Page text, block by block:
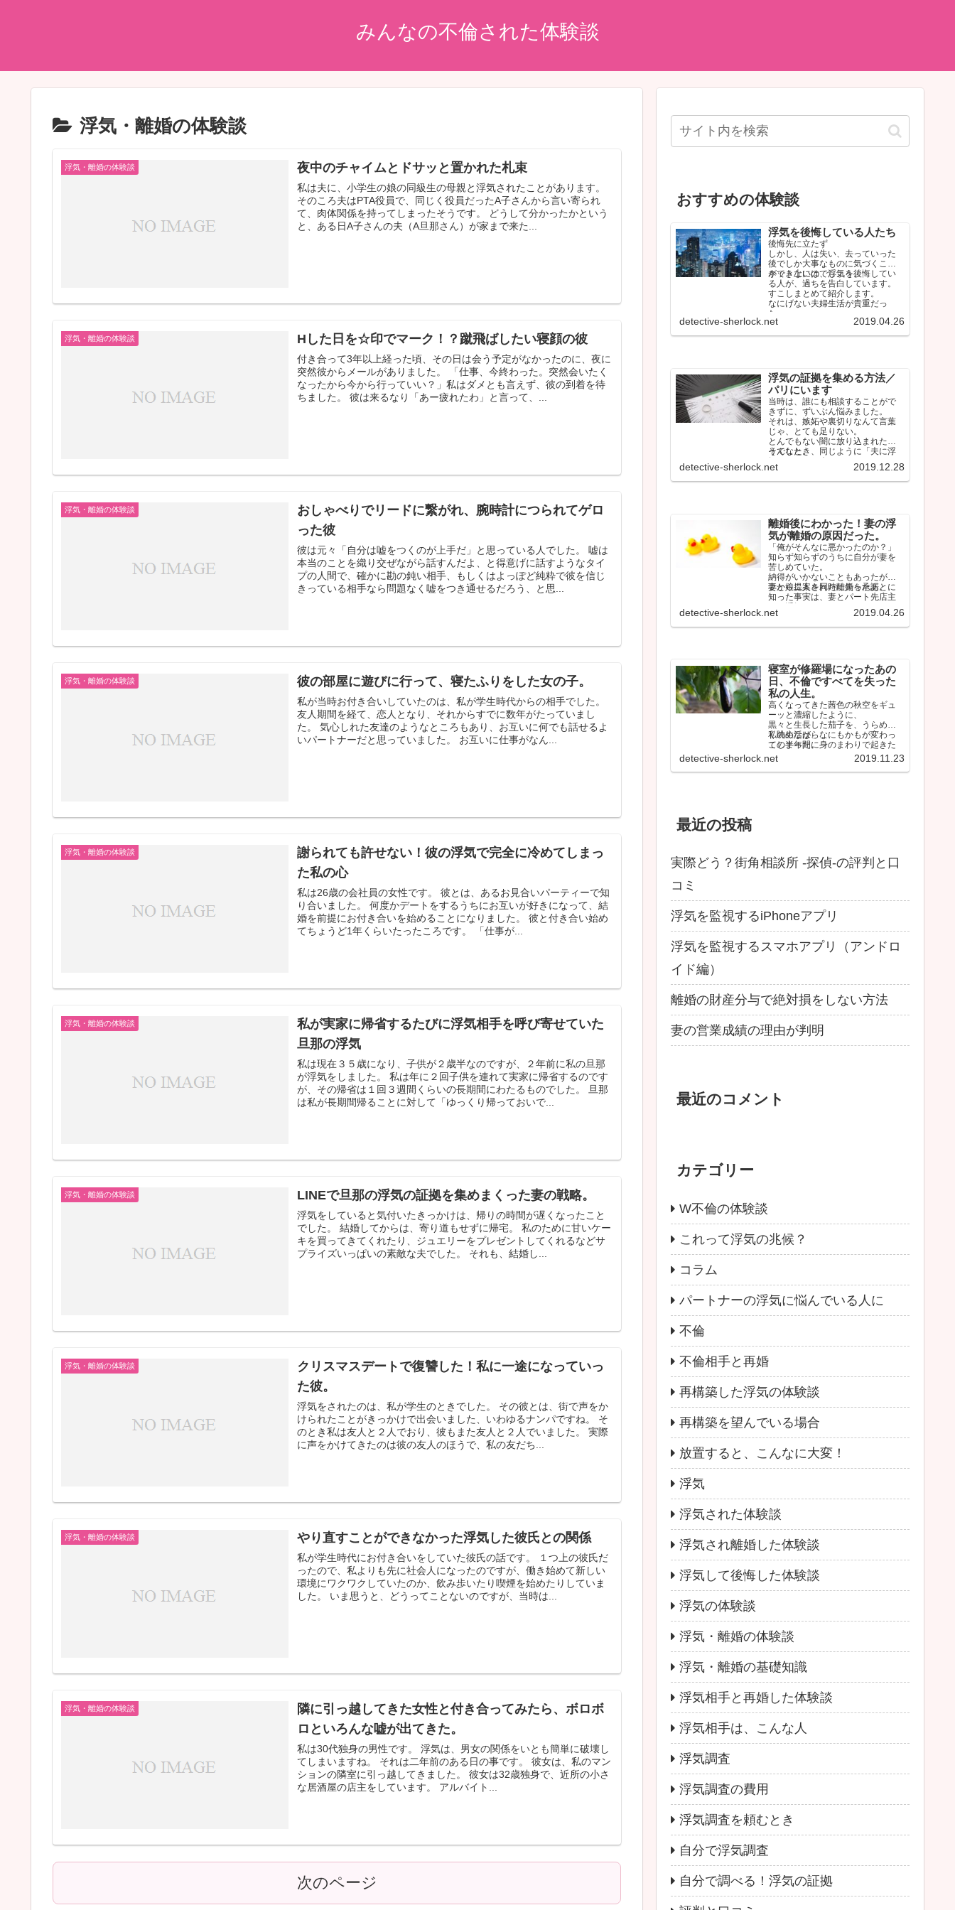
みんなの不倫された体験談
浮気・離婚の体験談
浮気・離婚の体験談 夜中のチャイムとドサッと置かれた札束
私は夫に、小学生の娘の同級生の母親と浮気されたことがあります。
そのころ夫はPTA役員で、同じく役員だったA子さんから言い寄られ
て、肉体関係を持ってしまったそうです。 どうして分かったかという
と、ある日A子さんの夫（A旦那さん）が家まで来た...
浮気・離婚の体験談 Hした日を☆印でマーク！？蹴飛ばしたい寝顔の彼
付き合って3年以上経った頃、その日は会う予定がなかったのに、夜に
突然彼からメールがありました。 「仕事、今終わった。突然会いたく
なったから今から行っていい？」私はダメとも言えず、彼の到着を待
ちました。 彼は来るなり「あー疲れたわ」と言って、...
浮気・離婚の体験談
おしゃべりでリードに繋がれ、腕時計につられてゲロ
った彼
彼は元々「自分は嘘をつくのが上手だ」と思っている人でした。 嘘は
本当のことを織り交ぜながら話すんだよ、と得意げに話すようなタイ
プの人間で、確かに勘の鈍い相手、もしくはよっぽど純粋で彼を信じ
きっている相手なら問題なく嘘をつき通せるだろう、と思...
浮気・離婚の体験談 彼の部屋に遊びに行って、寝たふりをした女の子。
私が当時お付き合いしていたのは、私が学生時代からの相手でした。
友人期間を経て、恋人となり、それからすでに数年がたっていまし
た。 気心しれた友達のようなところもあり、お互いに何でも話せるよ
いパートナーだと思っていました。 お互いに仕事がなん...
浮気・離婚の体験談
謝られても許せない！彼の浮気で完全に冷めてしまっ
た私の心
私は26歳の会社員の女性です。 彼とは、あるお見合いパーティーで知
り合いました。 何度かデートをするうちにお互いが好きになって、結
婚を前提にお付き合いを始めることになりました。 彼と付き合い始め
てちょうど1年くらいたったころです。 「仕事が...
浮気・離婚の体験談
私が実家に帰省するたびに浮気相手を呼び寄せていた
旦那の浮気
私は現在３５歳になり、子供が２歳半なのですが、２年前に私の旦那
が浮気をしました。 私は年に２回子供を連れて実家に帰省するのです
が、その帰省は１回３週間くらいの長期間にわたるものでした。 旦那
は私が長期間帰ることに対して「ゆっくり帰っておいで...
浮気・離婚の体験談 LINEで旦那の浮気の証拠を集めまくった妻の戦略。
浮気をしていると気付いたきっかけは、帰りの時間が遅くなったこと
でした。 結婚してからは、寄り道もせずに帰宅。 私のために甘いケー
キを買ってきてくれたり、ジュエリーをプレゼントしてくれるなどサ
プライズいっぱいの素敵な夫でした。 それも、結婚し...
浮気・離婚の体験談
クリスマスデートで復讐した！私に一途になっていっ
た彼。
浮気をされたのは、私が学生のときでした。 その彼とは、街で声をか
けられたことがきっかけで出会いました、いわゆるナンパですね。 そ
のとき私は友人と２人でおり、彼もまた友人と２人でいました。 実際
に声をかけてきたのは彼の友人のほうで、私の友だち...
浮気・離婚の体験談 やり直すことができなかった浮気した彼氏との関係
私が学生時代にお付き合いをしていた彼氏の話です。 １つ上の彼氏だ
ったので、私よりも先に社会人になったのですが、働き始めて新しい
環境にワクワクしていたのか、飲み歩いたり喫煙を始めたりしていま
した。 いま思うと、どうってことないのですが、当時は...
浮気・離婚の体験談
隣に引っ越してきた女性と付き合ってみたら、ボロボ
ロといろんな嘘が出てきた。
私は30代独身の男性です。 浮気は、男女の関係をいとも簡単に破壊し
てしまいますね。 それは二年前のある日の事です。 彼女は、私のマン
ションの隣室に引っ越してきました。 彼女は32歳独身で、近所の小さ
な居酒屋の店主をしています。 アルバイト...
次のページ
おすすめの体験談
浮気を後悔している人たち
後悔先に立たず
しかし、人は失い、去っていった
後でしか大事なものに気づくこと
ができないのでしょう。
ネット上には、浮気を後悔してい
る人が、過ちを告白しています。
すこしまとめて紹介します。
なにげない夫婦生活が貴重だっ
た…
detective-sherlock.net 2019.04.26
浮気の証拠を集める方法／
パリにいます
当時は、誰にも相談することがで
きずに、ずいぶん悩みました。
それは、嫉妬や裏切りなんて言葉
じゃ、とても足りない。
とんでもない闇に放り込まれたよ
うでした。
そんなとき、同じように「夫に浮
気されている人」のタイムライン
をみて、少…
detective-sherlock.net 2019.12.28
離婚後にわかった！妻の浮
気が離婚の原因だった。
「俺がそんなに悪かったのか？」
知らず知らずのうちに自分が妻を
苦しめていた。
納得がいかないこともあったが、
妻から提案された離婚を承諾。
妻と娘二人を同時に失ったあとに
知った事実は、妻とパート先店主
…
detective-sherlock.net 2019.04.26
寝室が修羅場になったあの
日、不倫ですべてを失った
私の人生。
高くなってきた茜色の秋空をギュ
ーッと濃縮したように、
黒々と生長した茄子を、うらめし
く眺めながら、
この半年間に身のまわりで起きた
ことを思い返していた。
私の生活は、なにもかもが変わっ
てしまった。
しかも間違いなく最悪な…
detective-sherlock.net 2019.11.23
最近の投稿
実際どう？街角相談所 -探偵-の評判と口
コミ
浮気を監視するiPhoneアプリ
浮気を監視するスマホアプリ（アンドロ
イド編）
離婚の財産分与で絶対損をしない方法
妻の営業成績の理由が判明
最近のコメント
カテゴリー
W不倫の体験談
これって浮気の兆候？
コラム
パートナーの浮気に悩んでいる人に
不倫
不倫相手と再婚
再構築した浮気の体験談
再構築を望んでいる場合
放置すると、こんなに大変！
浮気
浮気された体験談
浮気され離婚した体験談
浮気して後悔した体験談
浮気の体験談
浮気・離婚の体験談
浮気・離婚の基礎知識
浮気相手と再婚した体験談
浮気相手は、こんな人
浮気調査
浮気調査の費用
浮気調査を頼むとき
自分で浮気調査
自分で調べる！浮気の証拠